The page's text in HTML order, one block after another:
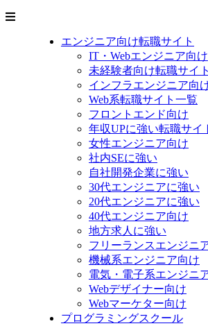
エンジニア向け転職サイト
IT・Webエンジニア向け
未経験者向け転職サイト
インフラエンジニア向
Web系転職サイト一覧
フロントエンド向け
年収UPに強い転職サイ
女性エンジニア向け
社内SEに強い
自社開発企業に強い
30代エンジニアに強い
20代エンジニアに強い
40代エンジニア向け
地方求人に強い
フリーランスエンジニ
機械系エンジニア向け
電気・電子系エンジニ
Webデザイナー向け
Webマーケター向け
プログラミングスクール